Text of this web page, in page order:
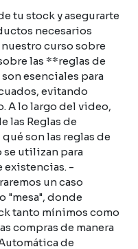
tu stock y asegurarte
necesarios
curso sobre
las **reglas de
esenciales para
evitando
A lo largo del video,
las Reglas de
son las reglas de
se utilizan para
existencias. -
un caso
donde
tanto mínimos como
compras de manera
de